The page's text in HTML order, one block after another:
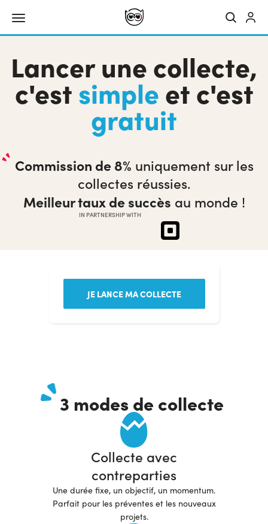
Lancer une collecte,
c'estsimpleet c'est
gratuit
Commission de 8% uniquement sur les
collectes réussies.
Meilleur taux de succès au monde !
IN PARTNERSHIP WITH
JE LANCE MA COLLECTE
3 modes de collecte
Collecte avec
contreparties
Une durée fixe, un objectif, un momentum.
Parfait pour les préventes et les nouveaux
projets.